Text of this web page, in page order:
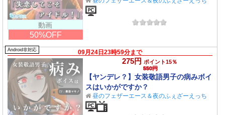
動画
50%OFF
09月24日23時59分まで
Android非対応
275円 ポイント15％
550円
【ヤンデレ？】女装敬語男子の病みボイ
スはいかがですか？
昼のフェザーエース＆夜のふぇざーえっち